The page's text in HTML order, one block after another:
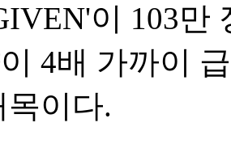
이 103만
4배 가까이
목이다.